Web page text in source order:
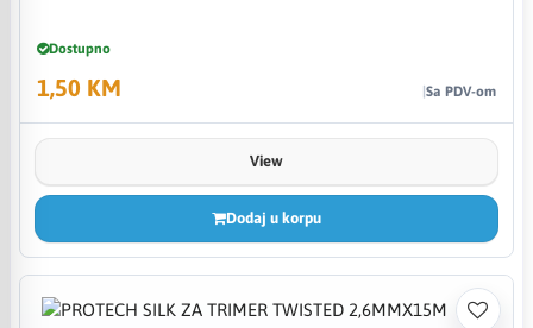
Dostupno
1,50 KM Sa PDV-om
View
Dodaj u korpu